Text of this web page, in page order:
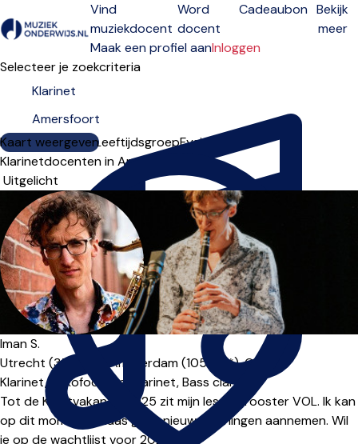
Open menu
Vind
muziekdocent
Word
docent
Cadeaubon Bekijk
meer
Maak een profiel aanInloggen
Selecteer je zoekcriteria
Kaart weergeven
LesdagenNiveauLeeftijdsgroepFysiek
Klarinetdocenten in Amersfoort
Sorteervolgorde
Iman S.
Utrecht (3512***), Amsterdam (1054***),Online
Klarinet, Saxofoon, Basklarinet,Bass clarinet
Tot de Kerstvakantie 2025 zit mijn lesgeefrooster VOL. Ik kan
op dit moment helaas geen nieuwe leerlingen aannemen. Wil
je op de wachtlijst voor 2026?...